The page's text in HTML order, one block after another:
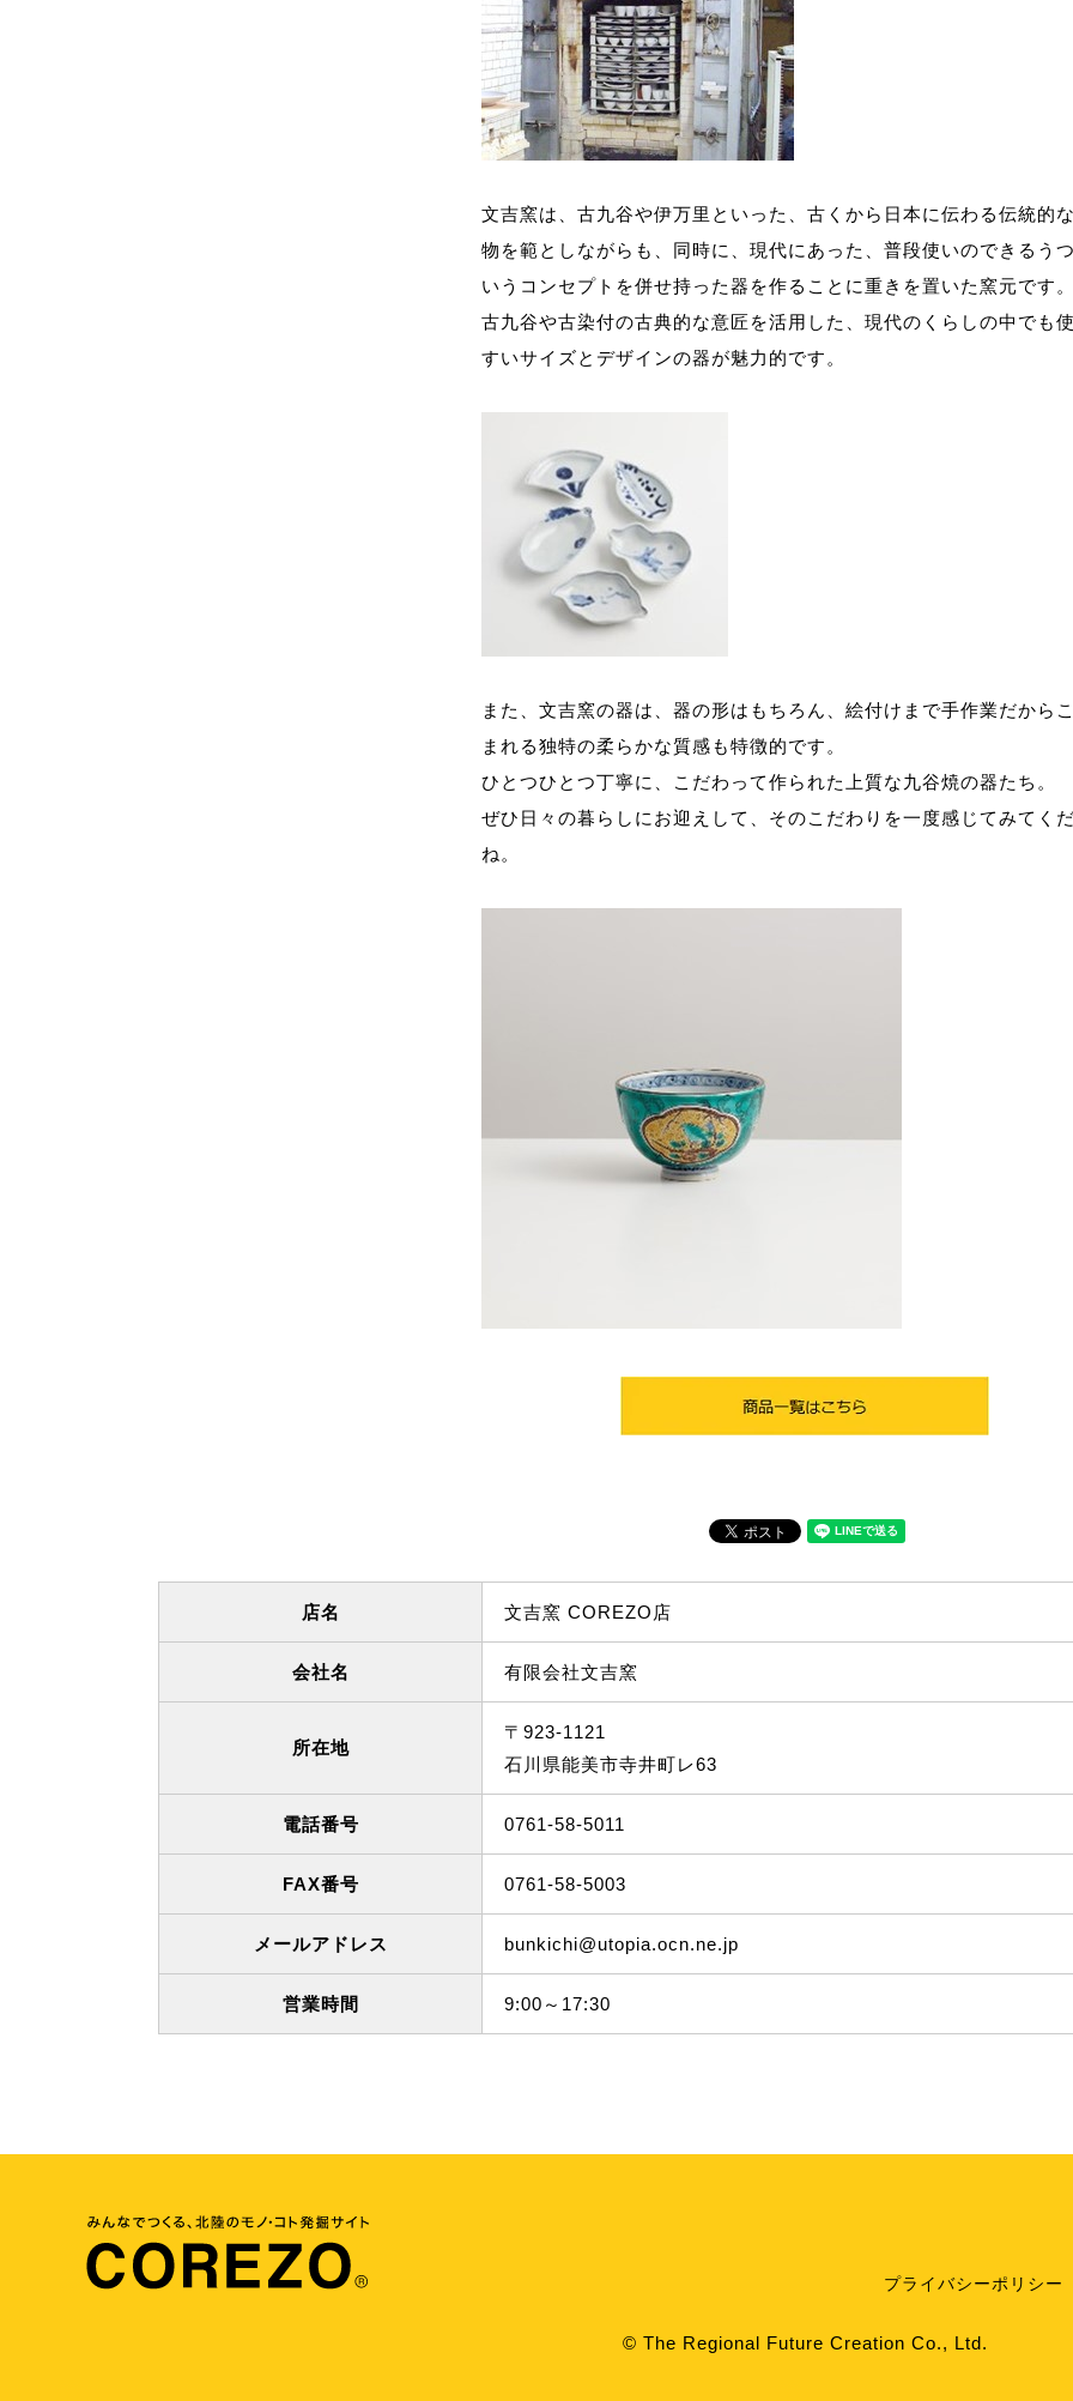
文吉窯は、古九谷や伊万里といった、古くから日本に伝わる伝統的
物を範としながらも、同時に、現代にあった、普段使いのできるう
いうコンセプトを併せ持った器を作ることに重きを置いた窯元です
古九谷や古染付の古典的な意匠を活用した、現代のくらしの中でも
すいサイズとデザインの器が魅力的です。
また、文吉窯の器は、器の形はもちろん、絵付けまで手作業だから
まれる独特の柔らかな質感も特徴的です。
ひとつひとつ丁寧に、こだわって作られた上質な九谷焼の器たち。
ぜひ日々の暮らしにお迎えして、そのこだわりを一度感じてみてく
ね。
店名 文吉窯 COREZO店
会社名 有限会社文吉窯
所在地
〒923-1121
石川県能美市寺井町レ63
電話番号 0761-58-5011
FAX番号 0761-58-5003
メールアドレス bunkichi@utopia.ocn.ne.jp
営業時間 9:00～17:30
プライバシーポリシー
© The Regional Future Creation Co., Ltd.